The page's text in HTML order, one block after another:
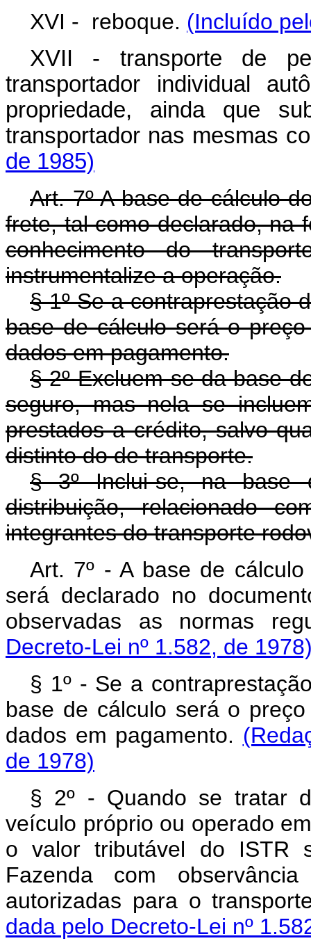
XVI - reboque. (Incluído
XVII - transporte de
transportador individual
propriedade, ainda que
transportador nas mesmas
de 1985)
Art. 7º A base de cálculo
frete, tal como declarado, na
conhecimento do
instrumentalize a operação.
§ 1º Se a contraprestação
base de cálculo será o
dados em pagamento.
§ 2º Excluem-se da base
seguro, mas nela se
prestados a crédito, salvo
distinto do de transporte.
§ 3º Inclui-se, na base
distribuição, relacionado
integrantes do transporte
Art. 7º - A base de
será declarado no
observadas as normas
Decreto-Lei nº 1.582, de
§ 1º - Se a
base de cálculo será o
dados em pagamento.
de 1978)
§ 2º - Quando se tratar
veículo próprio ou operado
o valor tributável do ISTR
Fazenda com
autorizadas para o
dada pelo Decreto-Lei nº